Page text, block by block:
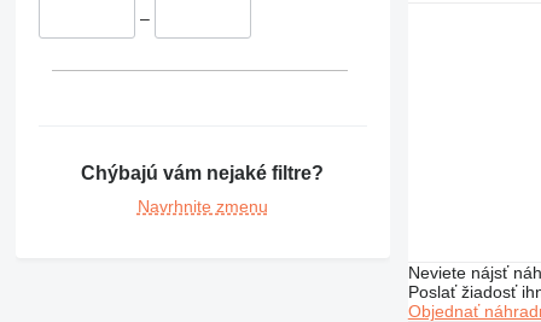
–
Chýbajú vám nejaké filtre?
Navrhnite zmenu
Neviete nájsť
Poslať žiadosť
Objednať